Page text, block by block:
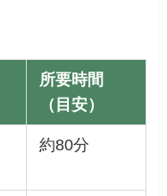
所要時間
（目安）
約80分